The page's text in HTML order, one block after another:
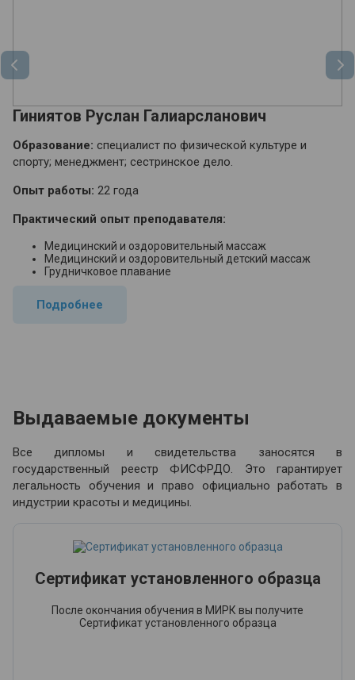
Гиниятов Руслан Галиарсланович
Образование: специалист по физической культуре и
спорту; менеджмент; сестринское дело.
Опыт работы: 22 года
Практический опыт преподавателя:
Медицинский и оздоровительный массаж
Медицинский и оздоровительный детский массаж
Грудничковое плавание
Подробнее
Выдаваемые документы
Все дипломы и свидетельства заносятся в
государственный реестр ФИСФРДО. Это гарантирует
легальность обучения и право официально работать в
индустрии красоты и медицины.
Сертификат установленного образца
После окончания обучения в МИРК вы получите
Сертификат установленного образца